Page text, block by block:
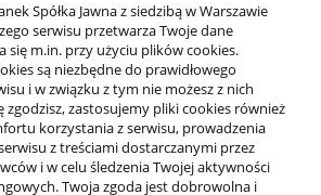
OFERTA
O NAS
Spółka Jawna z siedzibą w Warszawie
serwisu przetwarza Twoje dane
się m.in. przy użyciu plików cookies.
są niezbędne do prawidłowego
i w związku z tym nie możesz z nich
zgodzisz, zastosujemy pliki cookies również
korzystania z serwisu, prowadzenia
z treściami dostarczanymi przez
i w celu śledzenia Twojej aktywności
Twoja zgoda jest dobrowolna i